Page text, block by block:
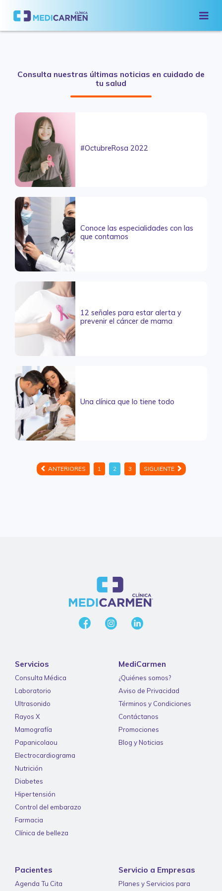
Consulta nuestras últimas noticias en cuidado de
tu salud
#OctubreRosa 2022
Conoce las especialidades con las
que contamos
12 señales para estar alerta y
prevenir el cáncer de mama
Una clínica que lo tiene todo
ANTERIORES 1 2 3 SIGUIENTE
Servicios
Consulta Médica
Laboratorio
Ultrasonido
Rayos X
Mamografía
Papanicolaou
Electrocardiograma
Nutrición
Diabetes
Hipertensión
Control del embarazo
Farmacia
Clínica de belleza
MediCarmen
¿Quiénes somos?
Aviso de Privacidad
Términos y Condiciones
Contáctanos
Promociones
Blog y Noticias
Pacientes
Agenda Tu Cita
Servicio a Empresas
Planes y Servicios para